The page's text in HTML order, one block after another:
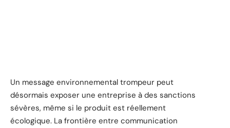
Un message environnemental trompeur peut
désormais exposer une entreprise à des sanctions
sévères, même si le produit est réellement
écologique. La frontière entre communication